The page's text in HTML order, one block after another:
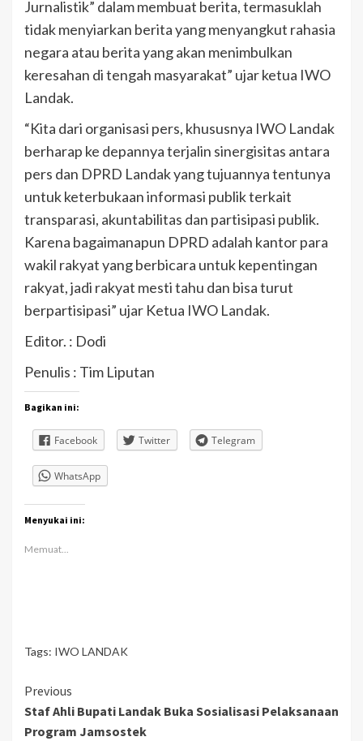
Jurnalistik” dalam membuat berita, termasuklah
tidak menyiarkan berita yang menyangkut rahasia
negara atau berita yang akan menimbulkan
keresahan di tengah masyarakat” ujar ketua IWO
Landak.
“Kita dari organisasi pers, khususnya IWO Landak
berharap ke depannya terjalin sinergisitas antara
pers dan DPRD Landak yang tujuannya tentunya
untuk keterbukaan informasi publik terkait
transparasi, akuntabilitas dan partisipasi publik.
Karena bagaimanapun DPRD adalah kantor para
wakil rakyat yang berbicara untuk kepentingan
rakyat, jadi rakyat mesti tahu dan bisa turut
berpartisipasi” ujar Ketua IWO Landak.
Editor. : Dodi
Penulis : Tim Liputan
Bagikan ini:
Facebook Twitter Telegram
WhatsApp
Menyukai ini:
Memuat...
Tags: IWO LANDAK
Continue
Reading
Previous
Staf Ahli Bupati Landak Buka Sosialisasi Pelaksanaan
Program Jamsostek